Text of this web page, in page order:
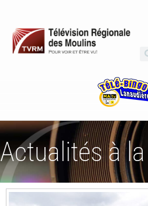
Actualités à